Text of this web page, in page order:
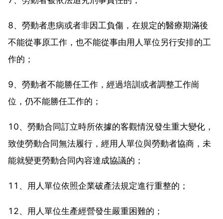
8、勞動者患病或者非因工負傷，在規定的醫療期滿後
不能從事原工作，也不能從事由用人單位另行安排的工
作的；
9、勞動者不能勝任工作，經過培訓或者調整工作崗
位，仍不能勝任工作的；
10、勞動合同訂立時所依據的客觀情況發生重大變化，
致使勞動合同無法履行，經用人單位與勞動者協商，未
能就變更勞動合同內容達成協議的；
11、用人單位依照企業破產法規定進行重整的；
12、用人單位生產經營發生嚴重困難的；